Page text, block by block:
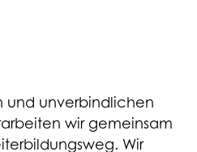
und unverbindlichen
wir gemeinsam
Wir